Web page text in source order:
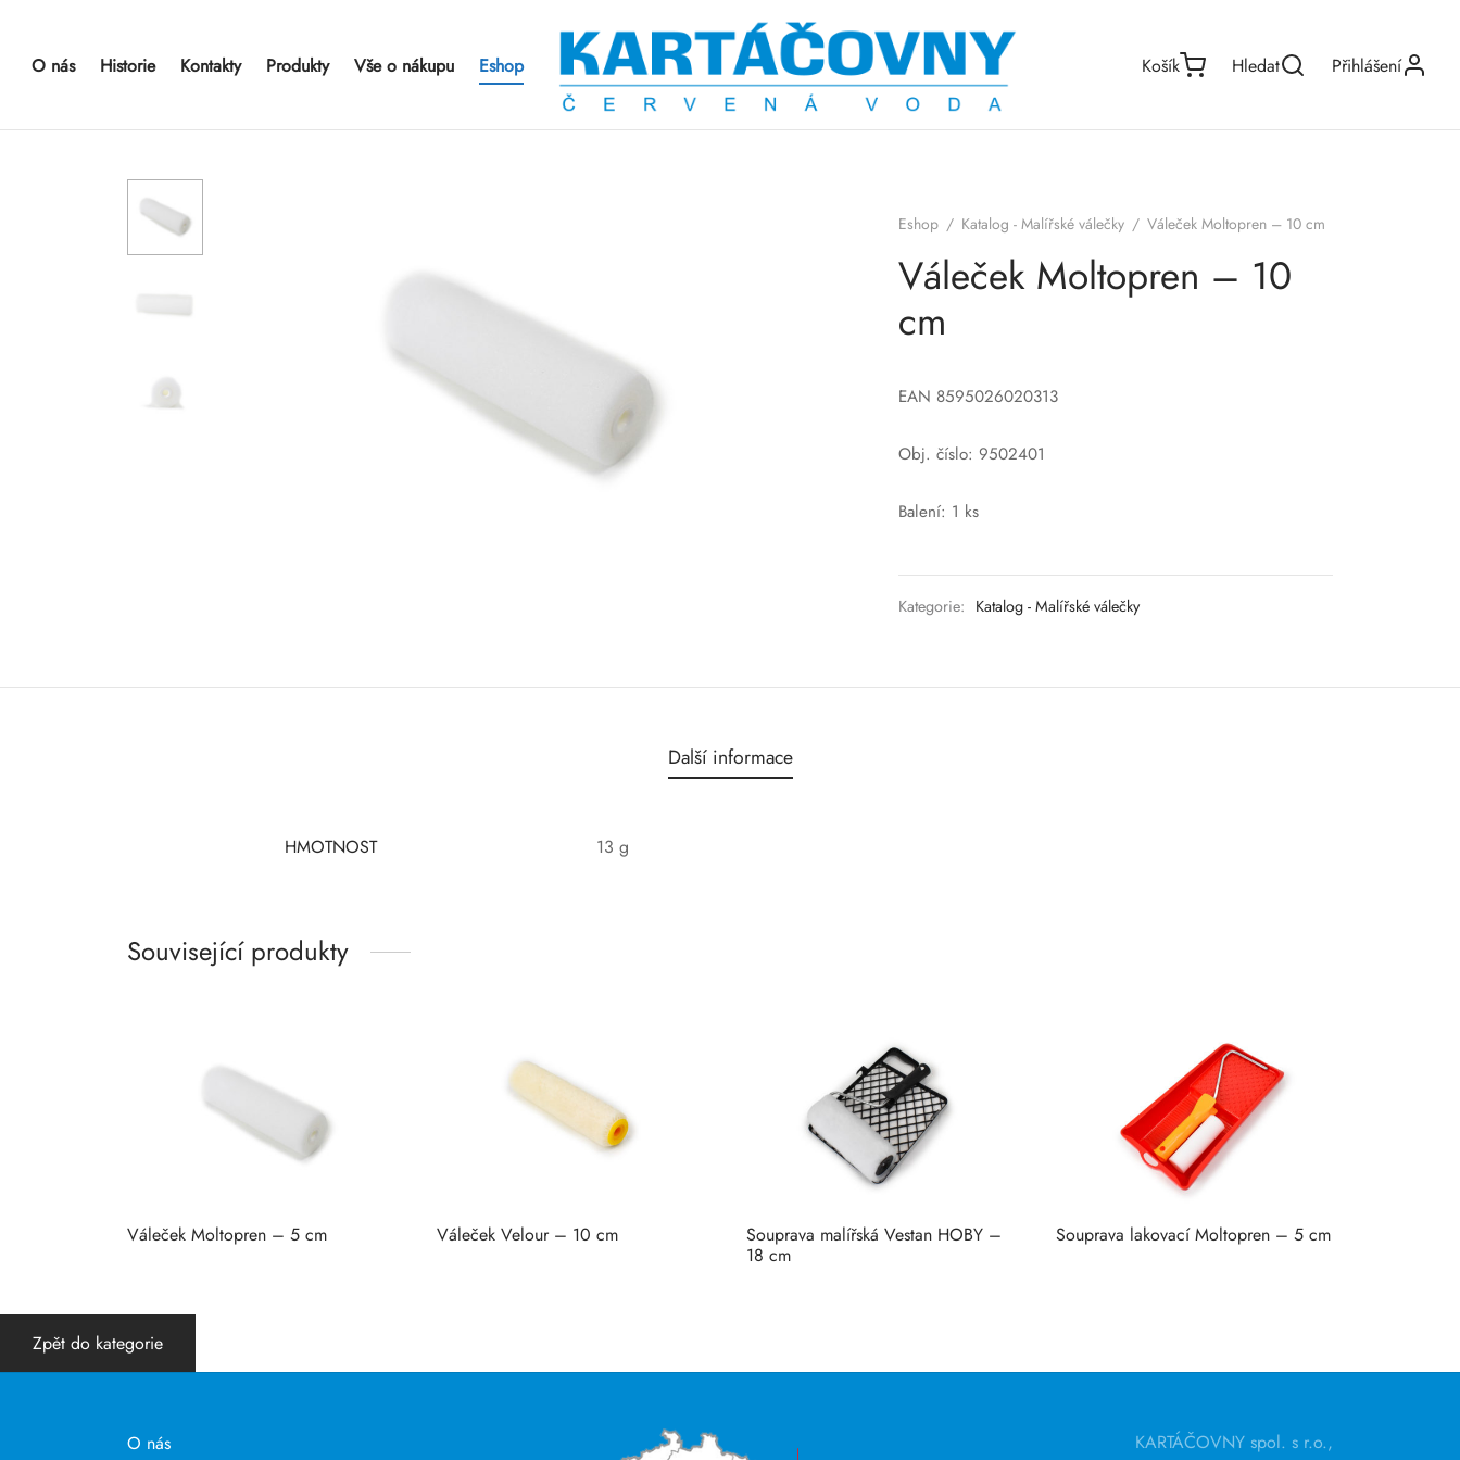
O nás Historie Kontakty Produkty Vše o nákupu Eshop Košík Hledat Přihlášení
Eshop / Katalog - Malířské válečky / Váleček Moltopren – 10 cm
Váleček Moltopren – 10
cm
EAN 8595026020313
Obj. číslo: 9502401
Balení: 1 ks
Kategorie: Katalog - Malířské válečky
Další informace
HMOTNOST 13 g
Související produkty
Váleček Moltopren – 5 cm Váleček Velour – 10 cm
Souprava malířská Vestan HOBY –
18 cm
Souprava lakovací Moltopren – 5 cm
Zpět do kategorie
O nás
KARTÁČOVNY spol. s r.o.,